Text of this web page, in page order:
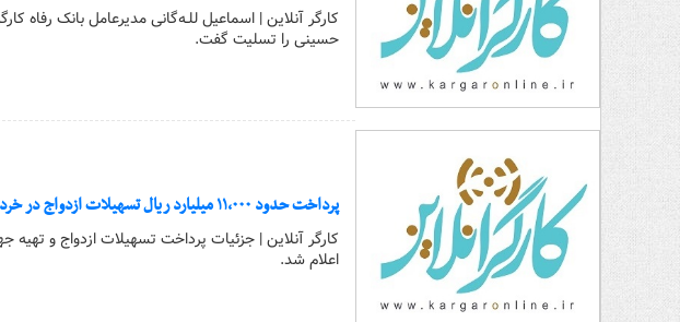
کارگر آنلاین | اسماعیل للـه‌گانی مدیرعامل بانک رفاه
حسینی را تسلیت گفت.
پرداخت حدود ۱۱,۰۰۰ میلیارد ریال تسهیلات ازدواج در خرداد ماه سال جاری توسط بانک رفاه کارگران
اعلام شد.